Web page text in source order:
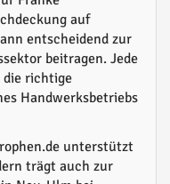
auf
entscheidend zur
beitragen. Jede
die richtige
Handwerksbetriebs
unterstützt
trägt auch zur